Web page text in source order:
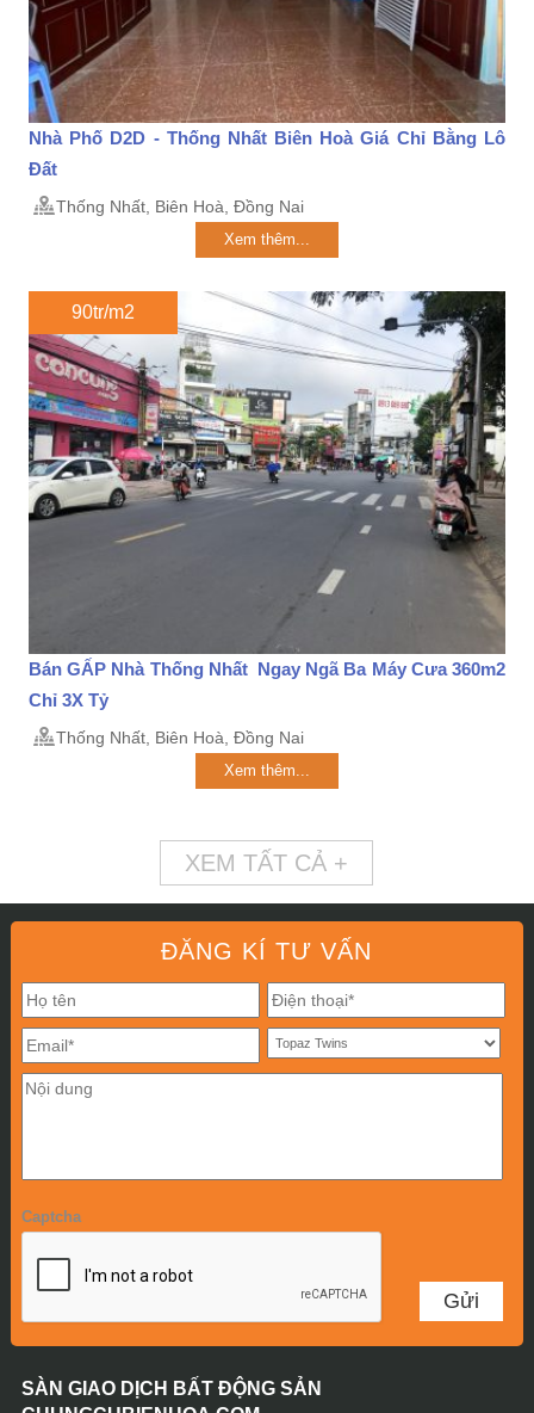
Nhà Phố D2D - Thống Nhất Biên Hoà Giá Chỉ Bằng Lô
Đất
Thống Nhất, Biên Hoà, Đồng Nai
Xem thêm...
90tr/m2
Bán GẤP Nhà Thống Nhất Ngay Ngã Ba Máy Cưa 360m2
Chỉ 3X Tỷ
Thống Nhất, Biên Hoà, Đồng Nai
Xem thêm...
XEM TẤT CẢ +
ĐĂNG KÍ TƯ VẤN
Captcha
SÀN GIAO DỊCH BẤT ĐỘNG SẢN